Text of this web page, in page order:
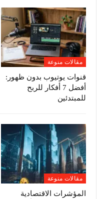
مقالات منوعة
قنوات يوتيوب بدون ظهور:
أفضل 7 أفكار للربح
للمبتدئين
مقالات منوعة
المؤشرات الاقتصادية